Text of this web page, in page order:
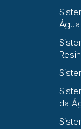
Água
da